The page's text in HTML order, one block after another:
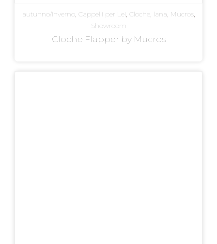
autunno/inverno, Cappelli per Lei, Cloche, lana, Mucros,
Showroom
Cloche Flapper by Mucros